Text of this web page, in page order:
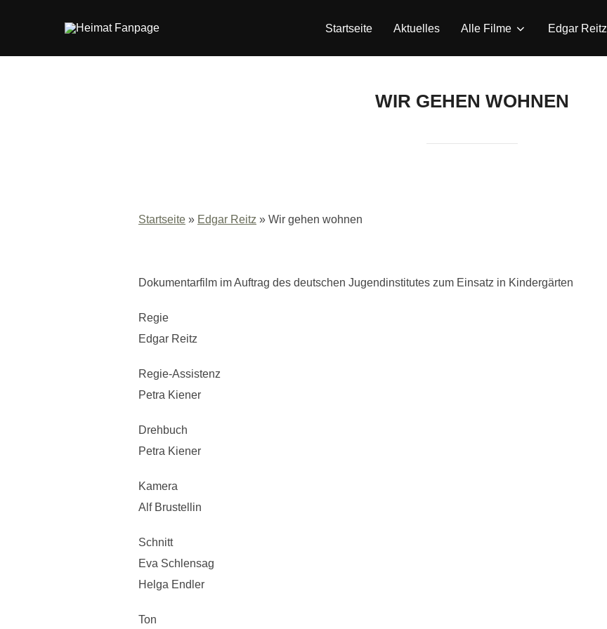
Startseite Aktuelles Alle Filme Edgar Reitz
WIR GEHEN WOHNEN
Startseite » Edgar Reitz » Wir gehen wohnen
Dokumentarfilm im Auftrag des deutschen Jugendinstitutes zum Einsatz in Kindergärten
Regie
Edgar Reitz
Regie-Assistenz
Petra Kiener
Drehbuch
Petra Kiener
Kamera
Alf Brustellin
Schnitt
Eva Schlensag
Helga Endler
Ton